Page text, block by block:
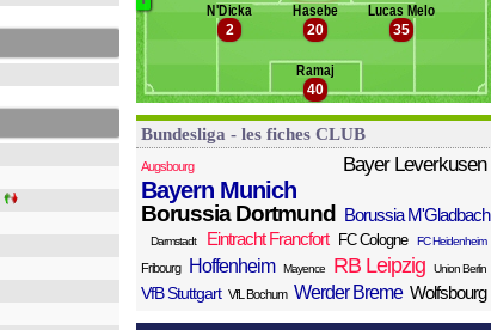
Gonçalo Paciência
40
Ramaj
35
Lucas Melo
20
Hasebe
2
N'Dicka
Bundesliga - les fiches CLUB
Augsbourg Bayer Leverkusen
Bayern Munich
Borussia Dortmund Borussia M'Gladbach
Darmstadt Eintracht Francfort FC Cologne FC Heidenheim
Fribourg Hoffenheim Mayence RB Leipzig Union Berlin
VfB Stuttgart VfL Bochum Werder Breme Wolfsbourg